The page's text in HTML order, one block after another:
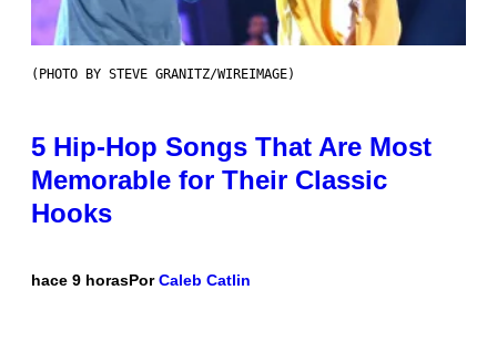
(PHOTO BY STEVE GRANITZ/WIREIMAGE)
5 Hip-Hop Songs That Are Most
Memorable for Their Classic
Hooks
hace 9 horasPorCaleb Catlin